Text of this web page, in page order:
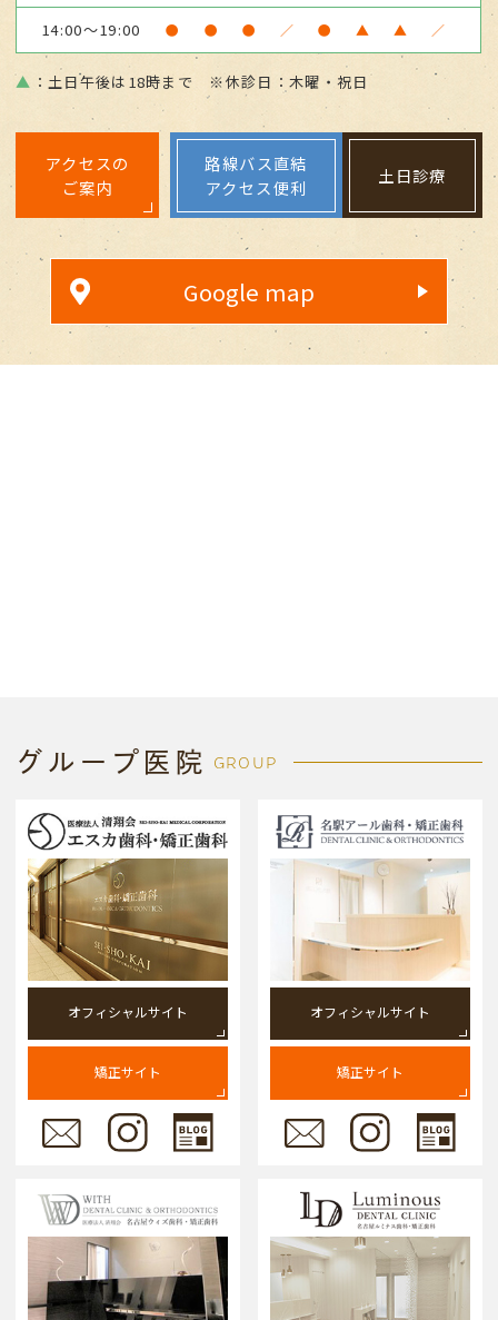
14:00～19:00 ● ● ● ／ ● ▲ ▲ ／
▲ ：土日午後は18時まで ※休診日：木曜・祝日
アクセスの
ご案内
路線バス直結
アクセス便利
土日診療
Google map
グループ医院 GROUP
オフィシャルサイト
矯正サイト
オフィシャルサイト
矯正サイト